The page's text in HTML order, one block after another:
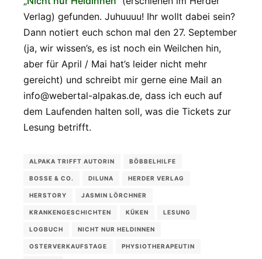
Verlag) gefunden. Juhuuuu! Ihr wollt dabei sein?
Dann notiert euch schon mal den 27. September
(ja, wir wissen’s, es ist noch ein Weilchen hin,
aber für April / Mai hat’s leider nicht mehr
gereicht) und schreibt mir gerne eine Mail an
info@webertal-alpakas.de, dass ich euch auf
dem Laufenden halten soll, was die Tickets zur
Lesung betrifft.
ALPAKA TRIFFT AUTORIN BÖBBELHILFE
BOSSE & CO. DILUNA HERDER VERLAG
HERSTORY JASMIN LÖRCHNER
KRANKENGESCHICHTEN KÜKEN LESUNG
LOGBUCH NICHT NUR HELDINNEN
OSTERVERKAUFSTAGE PHYSIOTHERAPEUTIN